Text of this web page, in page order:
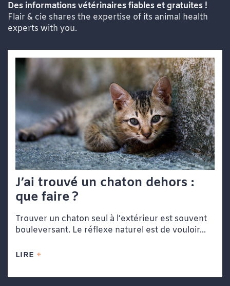
Des informations vétérinaires fiables et gratuites !
Flair & cie shares the expertise of its animal health
experts with you.
J’ai trouvé un chaton dehors :
que faire ?
Trouver un chaton seul à l’extérieur est souvent
bouleversant. Le réflexe naturel est de vouloir...
LIRE